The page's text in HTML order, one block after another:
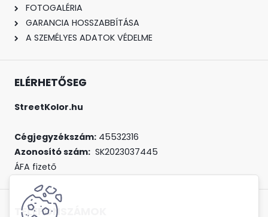
FOTOGALÉRIA
GARANCIA HOSSZABBÍTÁSA
A SZEMÉLYES ADATOK VÉDELME
ELÉRHETŐSEG
StreetKolor.hu
Cégjegyzékszám: 45532316
Azonosító szám: SK2023037445
ÁFA fizető
TELEFONSZÁMOK